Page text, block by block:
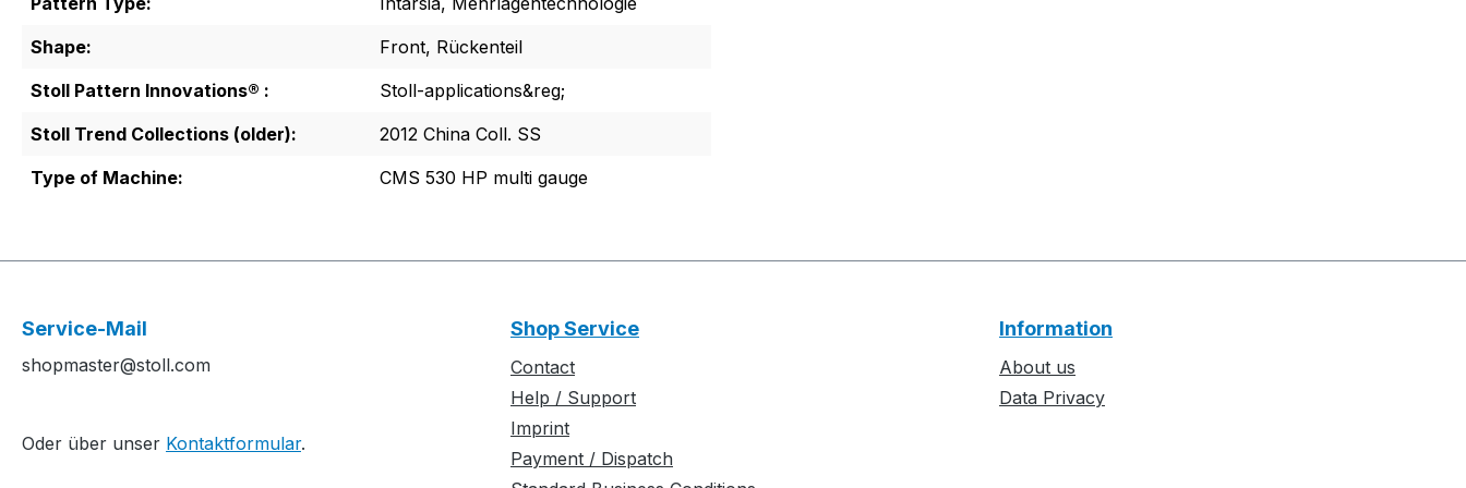
Shape:
Front, Rückenteil
Stoll Pattern Innovations® :
Stoll-applications&reg;
Stoll Trend Collections (older):
2012 China Coll. SS
Type of Machine:
CMS 530 HP multi gauge
Service-Mail
shopmaster@stoll.com
Oder über unser Kontaktformular.
Shop Service
Contact
Help / Support
Imprint
Payment / Dispatch
Information
About us
Data Privacy